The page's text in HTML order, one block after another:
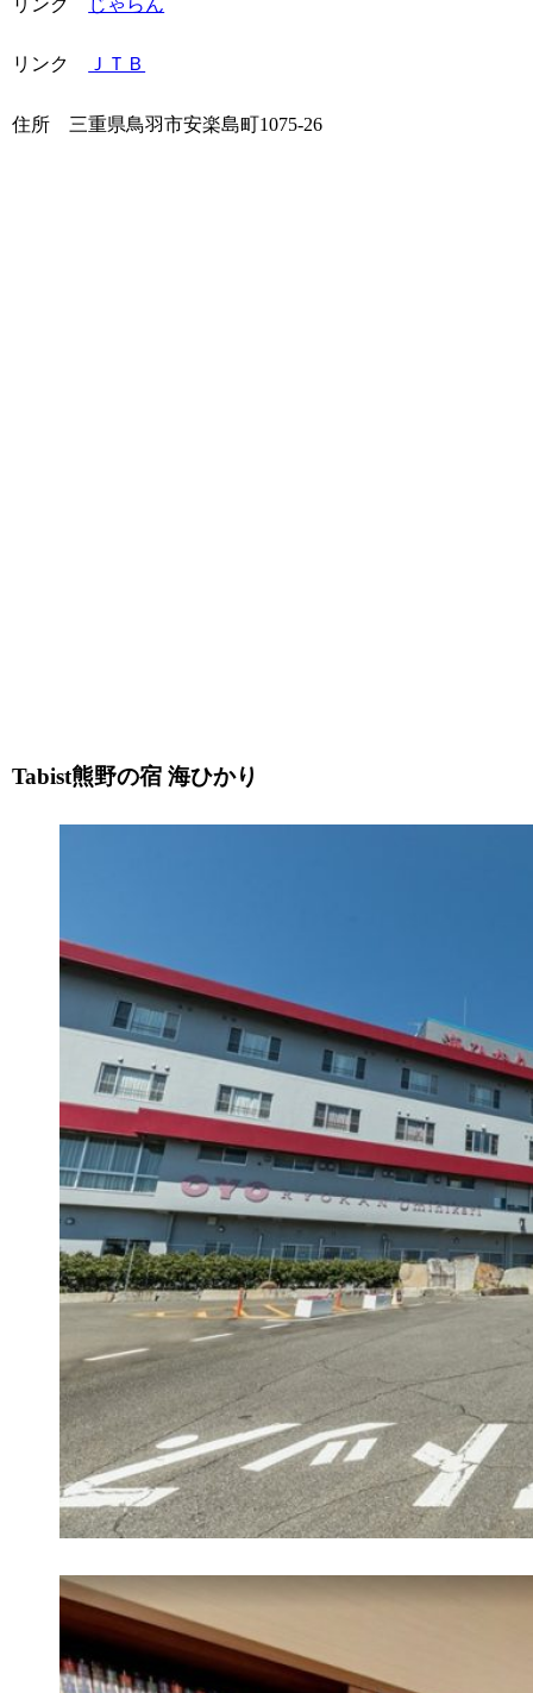
リンク じゃらん
リンク ＪＴＢ
住所 三重県鳥羽市安楽島町1075-26
Tabist熊野の宿 海ひかり